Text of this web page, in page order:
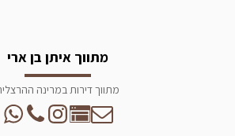
מתווך איתן בן ארי
מתווך דירות במרינה ההרצליה